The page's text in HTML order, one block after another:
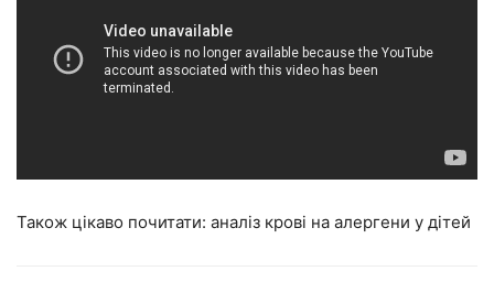
Також цікаво почитати: аналіз крові на алергени у дітей